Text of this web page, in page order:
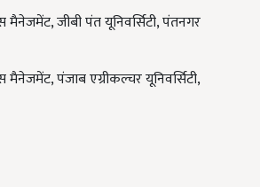
जीबी पंत यूनिवर्सिटी, पंतनगर
पंजाब एग्रीकल्चर यूनिवर्सिटी,